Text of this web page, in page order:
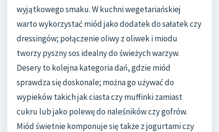
wyjątkowego smaku. W kuchni wegetariańskiej
warto wykorzystać miód jako dodatek do sałatek czy
dressingów; połączenie oliwy z oliwek i miodu
tworzy pyszny sos idealny do świeżych warzyw.
Desery to kolejna kategoria dań, gdzie miód
sprawdza się doskonale; można go używać do
wypieków takich jak ciasta czy muffinki zamiast
cukru lub jako polewę do naleśników czy gofrów.
Miód świetnie komponuje się także z jogurtami czy